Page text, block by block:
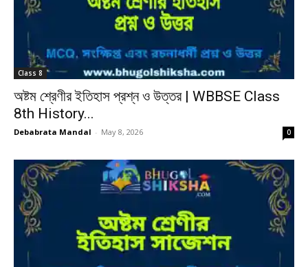
Class 8
অষ্টম শ্রেণীর ইতিহাস প্রশ্ন ও উত্তর | WBBSE Class
8th History...
Debabrata Mandal - May 8, 2026 0